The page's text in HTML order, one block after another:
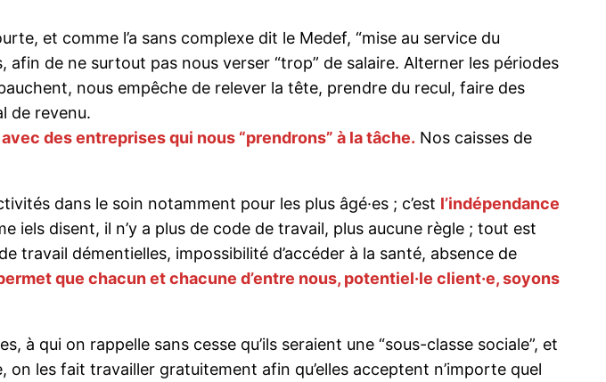
et comme l’a sans complexe dit le Medef, “mise au service du
de ne surtout pas nous verser “trop” de salaire. Alterner les périodes
nous empêche de relever la tête, prendre du recul, faire des
de revenu.
des entreprises qui nous “prendrons” à la tâche. Nos caisses de
dans le soin notamment pour les plus âgé·es ; c’est l’indépendance
iels disent, il n’y a plus de code de travail, plus aucune règle ; tout est
travail démentielles, impossibilité d’accéder à la santé, absence de
que chacun et chacune d’entre nous, potentiel·le client·e, soyons
à qui on rappelle sans cesse qu’ils seraient une “sous-classe sociale”, et
les fait travailler gratuitement afin qu’elles acceptent n’importe quel